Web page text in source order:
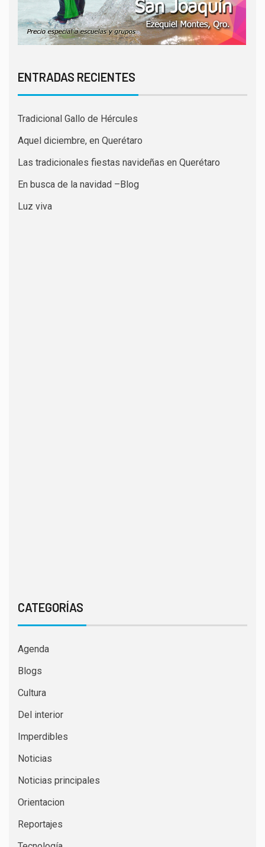
ENTRADAS RECIENTES
Tradicional Gallo de Hércules
Aquel diciembre, en Querétaro
Las tradicionales fiestas navideñas en Querétaro
En busca de la navidad –Blog
Luz viva
CATEGORÍAS
Agenda
Blogs
Cultura
Del interior
Imperdibles
Noticias
Noticias principales
Orientacion
Reportajes